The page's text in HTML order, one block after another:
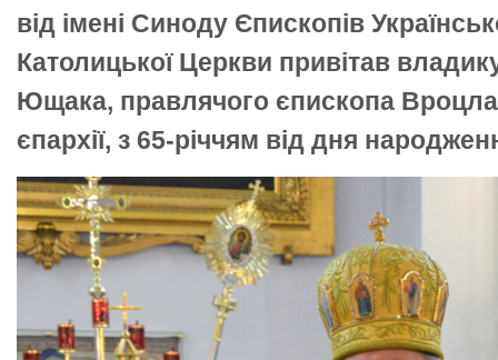
від імені Синоду Єпископів
Католицької Церкви привітав
Ющака, правлячого єпископа
єпархії, з 65-річчям від дня